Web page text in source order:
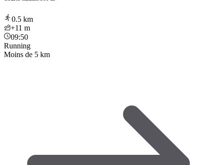
0.5 km
+11 m
09:50
Running
Moins de 5 km